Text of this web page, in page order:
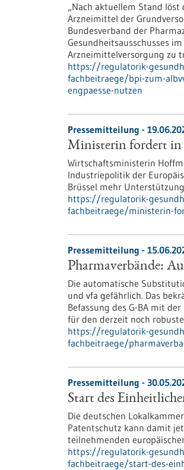
„Nach aktuellem Stand löst
Arzneimittel der
Bundesverband der
Gesundheitsausschusses
Arzneimittelversorgung zu
https://regulatorik-
fachbeitraege/bpi-zum-
engpaesse-nutzen
Pressemitteilung -
Ministerin fordert in
Wirtschaftsministerin
Industriepolitik der
Brüssel mehr
https://regulatorik-
fachbeitraege/ministerin-
Pressemitteilung -
Pharmaverbände:
Die automatische
und vfa gefährlich. Das
Befassung des G-BA mit
für den derzeit noch
https://regulatorik-
fachbeitraege/
Pressemitteilung -
Start des
Die deutschen
Patentschutz kann damit
teilnehmenden
https://regulatorik-
fachbeitraege/start-des-